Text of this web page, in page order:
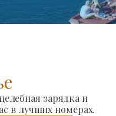
зарядка и
в лучших номерах.